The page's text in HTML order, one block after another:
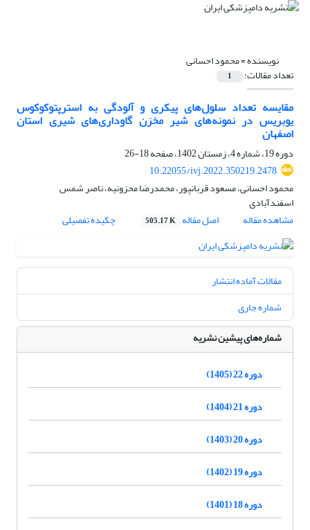
نویسنده =محمود احسانی
تعداد مقالات: 1
مقایسه تعداد سلول‌های پیکری و آلودگی به استرپتوکوکوس
یوبریس در نمونه‌های شیر مخزن گاوداری‌های شیری استان
اصفهان
دوره 19، شماره 4، زمستان 1402، صفحه
18-26
10.22055/ivj.2022.350219.2478
محمود احسانی، مسعود قربانپور، محمدرضا محزونیه، ناصر شمس
اسفندآبادی
مشاهده مقاله
اصل مقاله 505.17 K چکیده تفصیلی
مقالات آماده انتشار
شماره جاری
شماره‌های پیشین نشریه
دوره 22 (1405)
دوره 21 (1404)
دوره 20 (1403)
دوره 19 (1402)
دوره 18 (1401)